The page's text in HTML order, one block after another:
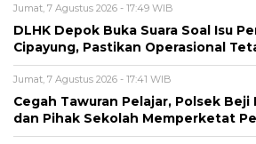
Jumat, 7 Agustus 2026 - 17:49 WIB
DLHK Depok Buka Suara Soal Isu
Cipayung, Pastikan Operasional
Jumat, 7 Agustus 2026 - 17:41 WIB
Cegah Tawuran Pelajar, Polsek Beji
dan Pihak Sekolah Memperketat